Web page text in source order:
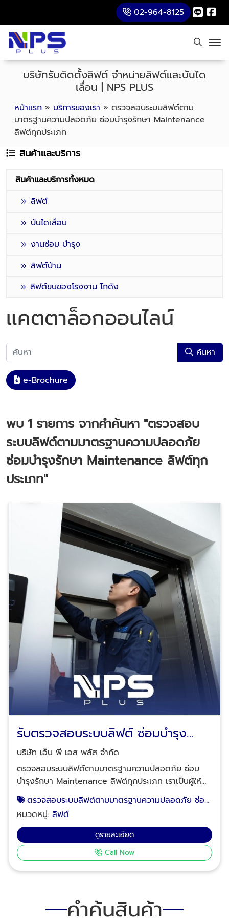
02-964-8125
หน้าแรก » บริการของเรา » ตรวจสอบระบบลิฟต์ตาม
มาตรฐานความปลอดภัย ซ่อมบำรุงรักษา Maintenance
ลิฟต์ทุกประเภท
บริษัทรับติดตั้งลิฟต์ จำหน่ายลิฟต์และบันได
เลื่อน | NPS PLUS
สินค้าและบริการ
สินค้าและบริการทั้งหมด
ลิฟต์
บันไดเลื่อน
งานซ่อม บำรุง
ลิฟต์บ้าน
ลิฟต์ขนของโรงงาน โกดัง
แคตตาล็อกออนไลน์
ค้นหา
e-Brochure
พบ 1 รายการ จากคำค้นหา "ตรวจสอบ
ระบบลิฟต์ตามมาตรฐานความปลอดภัย
ซ่อมบำรุงรักษา Maintenance ลิฟต์ทุก
ประเภท"
รับตรวจสอบระบบลิฟต์ ซ่อมบำรุง
รักษา Maintenance
บริษัท เอ็น พี เอส พลัส จำกัด
ตรวจสอบระบบลิฟต์ตามมาตรฐานความปลอดภัย ซ่อม
บำรุงรักษา Maintenance ลิฟต์ทุกประเภท เราเป็นผู้ให้
บริการและดูแลด้านการโดยสารและขนส่งด้วยลิฟต์โดยสาร
ลิฟต์ขนของ บันไดเลื่อน ทางเลื่อน ยาวนานกว่า 25 ปี ได้
รับรางวัล Values Award ด้านความปลอดภัยฯ ปี 2560
โดย Tesco Lotus และมีผลงานสะสมถึงปี 2562 ด้วยผล
งานร่วม 500 หน่วย ในอาคารห้างสรรพสินค้า อาคาร
สำนักงาน อาคารที่พักอาศัย โรงพยาบาล โรงงานและ
ตรวจสอบระบบลิฟต์ตามมาตรฐานความปลอดภัย ซ่อม
บำรุงรักษา Maintenance ลิฟต์ทุกประเภท
หมวดหมู่:ลิฟต์
ดูรายละเอียด
Call Now
คำค้นสินค้า